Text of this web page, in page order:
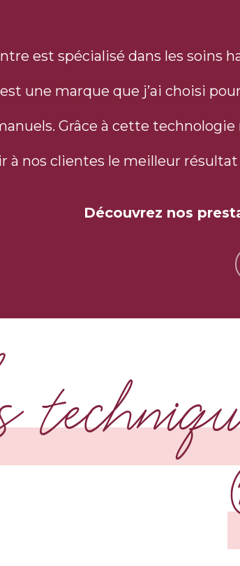
est spécialisé dans les soins
est une marque que j’ai choisi
Grâce à cette
à nos clientes le meilleur
Découvrez nos